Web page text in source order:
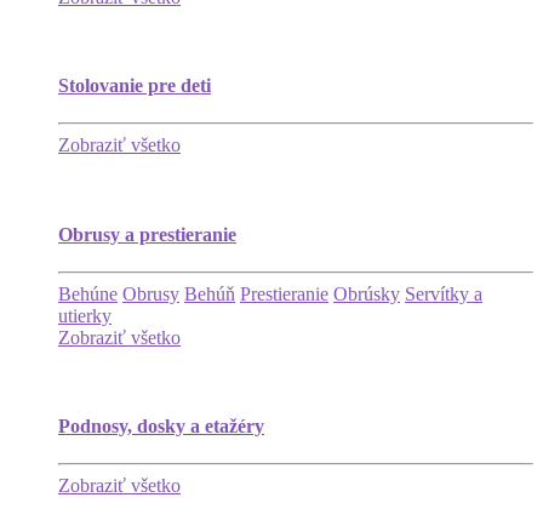
Stolovanie pre deti
Zobraziť všetko
Obrusy a prestieranie
Behúne Obrusy Behúň Prestieranie Obrúsky Servítky a
utierky
Zobraziť všetko
Podnosy, dosky a etažéry
Zobraziť všetko